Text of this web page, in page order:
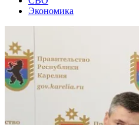
Экономика